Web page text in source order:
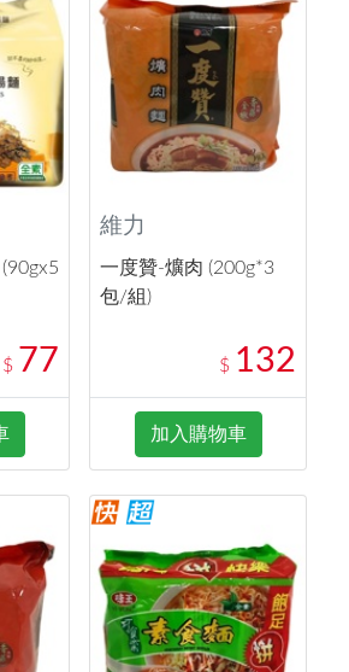
$ 77
維力
一度贊-爌肉 (200g*3
包/組)
$ 132
加入購物車